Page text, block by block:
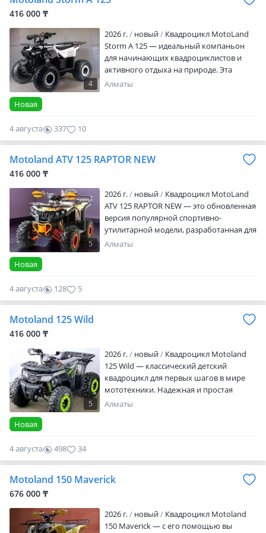
бензиновый, 1-цилиндровый 4-х
416 000 ₸
4
2026 г. новый
Квадроцикл MotoLand
Storm A 125 — идеальный компаньон
для начинающих квадроциклистов и
активного отдыха на природе. Эта
модель сочетает в себе энергичный
кредита или рассрочки. Если не
оформить РАССРОЧКУ ОТ МАГАЗИНА
Алматы
Новая
4 августа 337 10
Motoland ATV 125 RAPTOR NEW
416 000 ₸
5
2026 г. новый
Квадроцикл MotoLand
ATV 125 RAPTOR NEW — это обновленная
версия популярной спортивно-
утилитарной модели, разработанная для
подростков и начинающих взрослых
легкого бездорожья. Возможность
Алматы
Новая
4 августа 128 5
Motoland 125 Wild
416 000 ₸
5
2026 г. новый
Квадроцикл Motoland
125 Wild — классический детский
квадроцикл для первых шагов в мире
мототехники. Надежная и простая
модель идеально подходит для
двигателя, куб — 125 Охлаждение —
воздушное Привод: задний Передние
колеса: 19*7.00-8 В нашем магазине вы
Алматы
Новая
4 августа 498 34
Motoland 150 Maverick
676 000 ₸
2026 г. новый
Квадроцикл Motoland
150 Maverick — с его пoмoщью вы